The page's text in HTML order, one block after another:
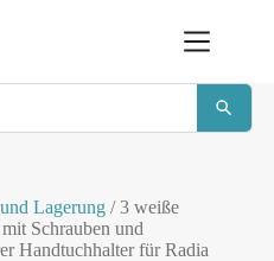
Lagerung/ 3 weiße
Schrauben und
Handtuchhalter für Radia